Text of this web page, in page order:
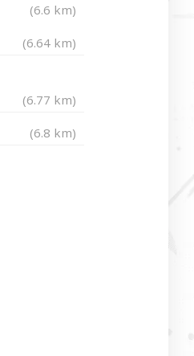
(6.6 km)
(6.64 km)
(6.77 km)
(6.8 km)